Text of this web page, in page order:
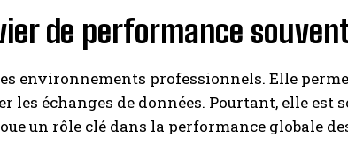
de performance
environnements professionnels. Elle
échanges de données. Pourtant, elle est
un rôle clé dans la performance globale